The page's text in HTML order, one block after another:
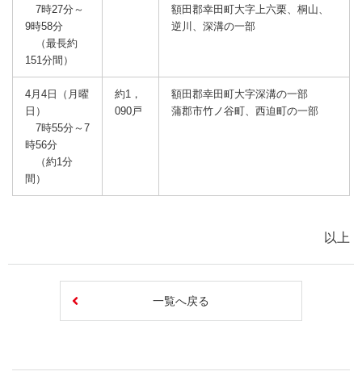
7時27分～
9時58分
（最長約
151分間）
額田郡幸田町大字上六栗、桐山、
逆川、深溝の一部
4月4日（月曜
日）
7時55分～7
時56分
（約1分
間）
約1，
090戸
額田郡幸田町大字深溝の一部
蒲郡市竹ノ谷町、西迫町の一部
以上
一覧へ戻る